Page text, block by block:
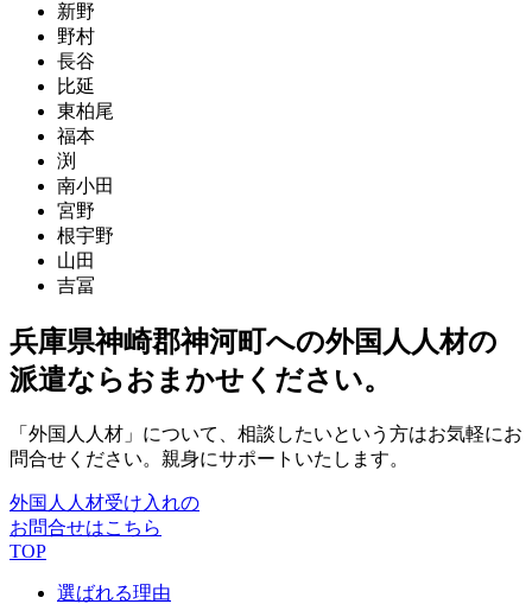
新野
野村
長谷
比延
東柏尾
福本
渕
南小田
宮野
根宇野
山田
吉冨
兵庫県神崎郡神河町への外国人人材の
派遣ならおまかせください。
「外国人人材」について、相談したいという方はお気軽にお
問合せください。親身にサポートいたします。
外国人人材受け入れの
お問合せはこちら
TOP
選ばれる理由